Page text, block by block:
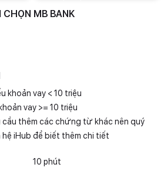
CHỌN MB BANK
khoản vay < 10 triệu
vay >= 10 triệu
cầu thêm các chứng từ khác nên quý
hệ iHub để biết thêm chi tiết
10 phút